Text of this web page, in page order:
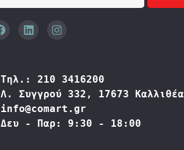
Τηλ.: 210 3416200
Λ. Συγγρού 332, 17673 Καλλιθέα
info@comart.gr
Δευ - Παρ: 9:30 - 18:00